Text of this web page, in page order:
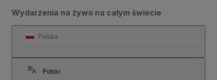
Wydarzenia na żywo na całym świecie
Polska
Polski